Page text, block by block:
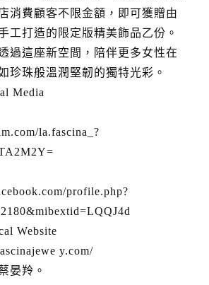
消費顧客不限金額，即可獲贈由
工打造的限定版精美飾品乙份。
過這座新空間，陪伴更多女性在
珍珠般溫潤堅韌的獨特光彩。
Media
la.fascina_?
profile.php?
Website
y.com/
晏羚。